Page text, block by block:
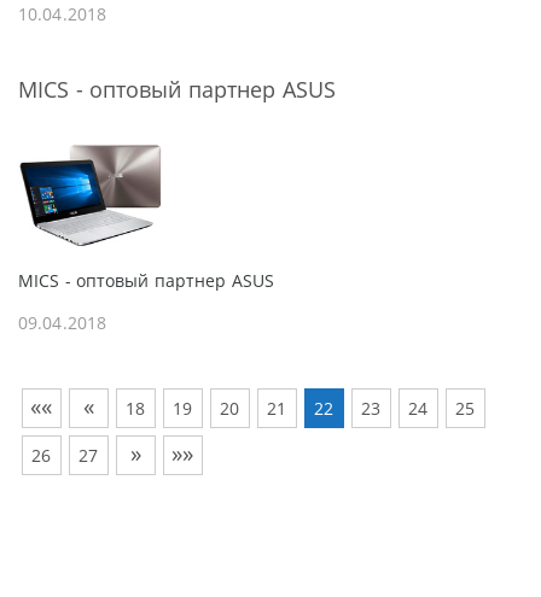
10.04.2018
MICS - оптовый партнер ASUS
MICS - оптовый партнер ASUS
09.04.2018
«« « 18 19 20 21 22 23 24 25
26 27 » »»